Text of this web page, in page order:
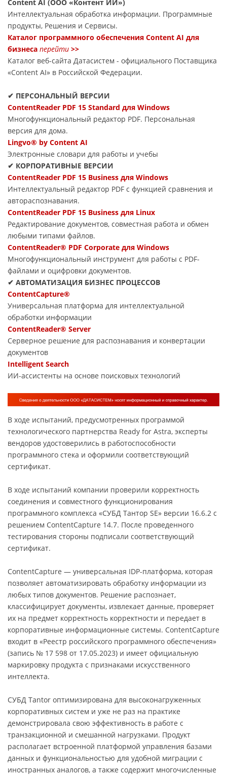
Content AI (ООО «Контент ИИ»)
Интеллектуальная обработка информации. Программные
продукты, Решения и Сервисы.
Каталог программного обеспечения Content AI для
бизнеса перейти >>
Каталог веб-сайта Датасиcтем - официального Поставщика
«Content AI» в Российской Федерации.
✔ ПЕРСОНАЛЬНЫЙ ВЕРСИИ
ContentReader PDF 15 Standard для Windows
Многофункциональный редактор PDF. Персональная
версия для дома.
Lingvo® by Content AI
Электронные словари для работы и учебы
✔ КОРПОРАТИВНЫЕ ВЕРСИИ
ContentReader PDF 15 Business для Windows
Интеллектуальный редактор PDF с функцией сравнения и
автораспознавания.
ContentReader PDF 15 Business для Linux
Редактирование документов, совместная работа и обмен
любыми типами файлов.
ContentReader® PDF Corporate для Windows
Многофункциональный инструмент для работы с PDF-
файлами и оцифровки документов.
✔ АВТОМАТИЗАЦИЯ БИЗНЕС ПРОЦЕССОВ
ContentCapture®
Универсальная платформа для интеллектуальной
обработки информации
ContentReader® Server
Серверное решение для распознавания и конвертации
документов
Intelligent Search
ИИ-ассистенты на основе поисковых технологий
В ходе испытаний, предусмотренных программой
технологического партнерства Ready for Astra, эксперты
вендоров удостоверились в работоспособности
программного стека и оформили соответствующий
сертификат.
В ходе испытаний компании проверили корректность
соединения и совместного функционирования
программного комплекса «СУБД Тантор SE» версии 16.6.2 с
решением ContentCapture 14.7. После проведенного
тестирования стороны подписали соответствующий
сертификат.
ContentCapture — универсальная IDP-платформа, которая
позволяет автоматизировать обработку информации из
любых типов документов. Решение распознает,
классифицирует документы, извлекает данные, проверяет
их на предмет корректность корректности и передает в
корпоративные информационные системы. ContentCapture
входит в «Реестр российского программного обеспечения»
(запись № 17 598 от 17.05.2023) и имеет официальную
маркировку продукта с признаками искусственного
интеллекта.
СУБД Tantor оптимизирована для высоконагруженных
корпоративных систем и уже не раз на практике
демонстрировала свою эффективность в работе с
транзакционной и смешанной нагрузками. Продукт
располагает встроенной платформой управления базами
данных и функциональностью для удобной миграции с
иностранных аналогов, а также содержит многочисленные